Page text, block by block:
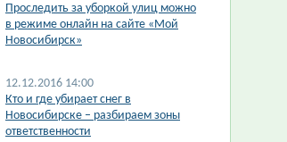
Проследить за уборкой улиц можно
в режиме онлайн на сайте «Мой
Новосибирск»
12.12.2016 14:00
Кто и где убирает снег в
Новосибирске – разбираем зоны
ответственности